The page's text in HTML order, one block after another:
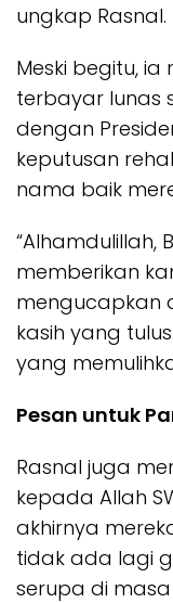
ungkap Rasnal.
Meski begitu,
terbayar lunas
dengan
keputusan
nama baik
“Alhamdulillah,
memberikan
mengucapkan
kasih yang
yang
Pesan untuk
Rasnal juga
kepada Allah
akhirnya
tidak ada lagi
serupa di